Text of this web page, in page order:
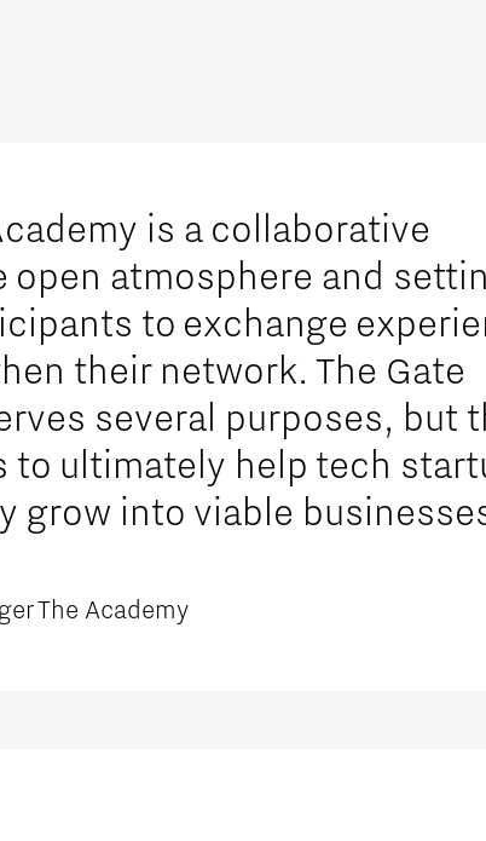
is a collaborative
open atmosphere and
to exchange
their network. The Gate
several purposes, but
to ultimately help tech
grow into viable
The Academy